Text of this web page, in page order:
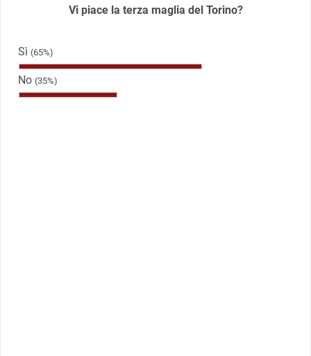
Vi piace la terza maglia del Torino?
Sì (65%)
No (35%)